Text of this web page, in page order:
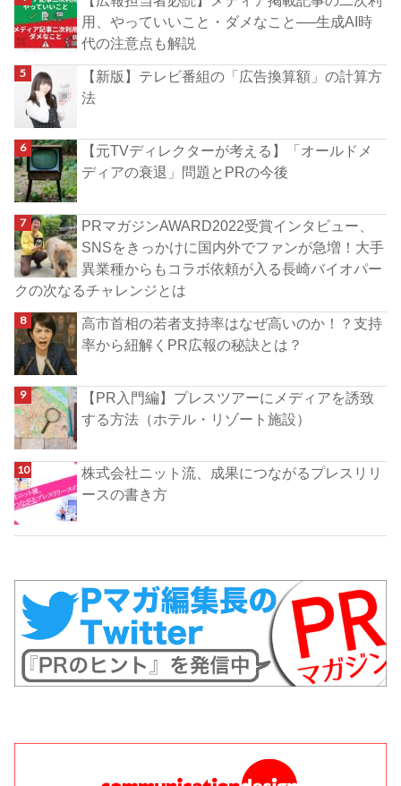
用、やっていいこと・ダメなこと──生成AI時
代の注意点も解説
【新版】テレビ番組の「広告換算額」の計算方
法
【元TVディレクターが考える】「オールドメ
ディアの衰退」問題とPRの今後
PRマガジンAWARD2022受賞インタビュー、
SNSをきっかけに国内外でファンが急増！大手
異業種からもコラボ依頼が入る長崎バイオパー
クの次なるチャレンジとは
高市首相の若者支持率はなぜ高いのか！？支持
率から紐解くPR広報の秘訣とは？
【PR入門編】プレスツアーにメディアを誘致
する方法（ホテル・リゾート施設）
株式会社ニット流、成果につながるプレスリリ
ースの書き方